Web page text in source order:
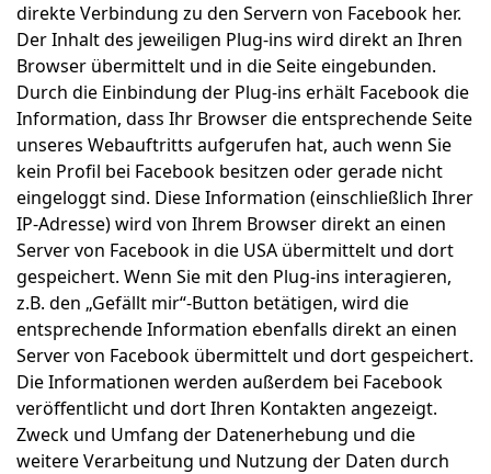
direkte Verbindung zu den Servern von Facebook her.
Der Inhalt des jeweiligen Plug-ins wird direkt an Ihren
Browser übermittelt und in die Seite eingebunden.
Durch die Einbindung der Plug-ins erhält Facebook die
Information, dass Ihr Browser die entsprechende Seite
unseres Webauftritts aufgerufen hat, auch wenn Sie
kein Profil bei Facebook besitzen oder gerade nicht
eingeloggt sind. Diese Information (einschließlich Ihrer
IP-Adresse) wird von Ihrem Browser direkt an einen
Server von Facebook in die USA übermittelt und dort
gespeichert. Wenn Sie mit den Plug-ins interagieren,
z.B. den „Gefällt mir“-Button betätigen, wird die
entsprechende Information ebenfalls direkt an einen
Server von Facebook übermittelt und dort gespeichert.
Die Informationen werden außerdem bei Facebook
veröffentlicht und dort Ihren Kontakten angezeigt.
Zweck und Umfang der Datenerhebung und die
weitere Verarbeitung und Nutzung der Daten durch